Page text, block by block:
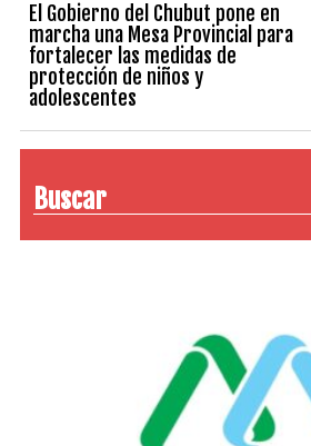
El Gobierno del Chubut pone en
marcha una Mesa Provincial para
fortalecer las medidas de
protección de niños y
adolescentes
Buscar